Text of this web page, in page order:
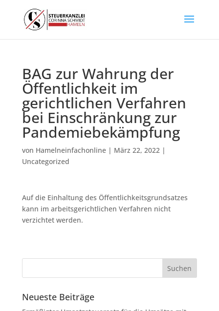
BAG zur Wahrung der
Öffentlichkeit im
gerichtlichen Verfahren
bei Einschränkung zur
Pandemiebekämpfung
von Hamelneinfachonline| März 22, 2022|
Uncategorized
Auf die Einhaltung des Öffentlichkeitsgrundsatzes
kann im arbeitsgerichtlichen Verfahren nicht
verzichtet werden.
Neueste Beiträge